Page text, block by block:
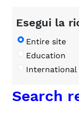
Esegui la
Entire site
Education
International
Search